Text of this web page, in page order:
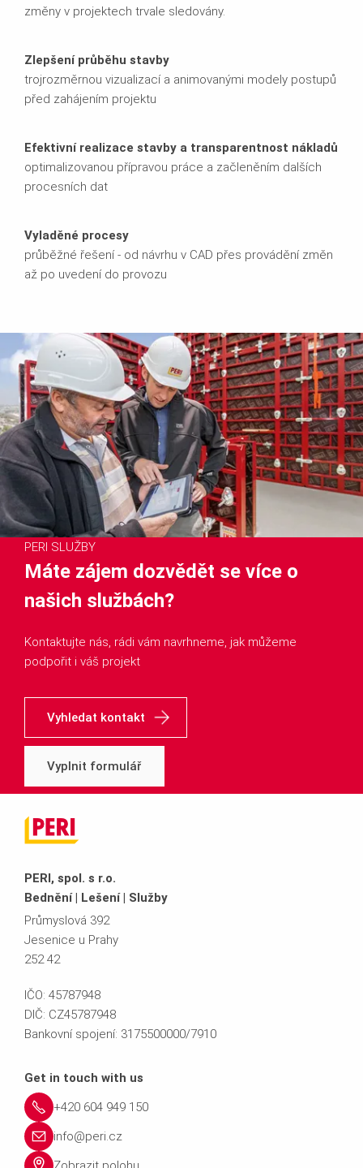
změny v projektech trvale sledovány.
Zlepšení průběhu stavby
trojrozměrnou vizualizací a animovanými modely postupů
před zahájením projektu
Efektivní realizace stavby a transparentnost nákladů
optimalizovanou přípravou práce a začleněním dalších
procesních dat
Vyladěné procesy
průběžné řešení - od návrhu v CAD přes provádění změn
až po uvedení do provozu
PERI SLUŽBY
Máte zájem dozvědět se více o
našich službách?
Kontaktujte nás, rádi vám navrhneme, jak můžeme
podpořit i váš projekt
Vyhledat kontakt
Vyplnit formulář
PERI, spol. s r.o.
Bednění | Lešení | Služby
Průmyslová 392
Jesenice u Prahy
252 42
IČO: 45787948
DIČ: CZ45787948
Bankovní spojení: 3175500000/7910
Get in touch with us
+420 604 949 150
info@peri.cz